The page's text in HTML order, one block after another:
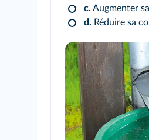
c. Augmenter
d. Réduire sa